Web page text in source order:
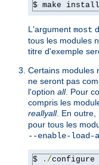
$ make install
L'argument most
tous les modules
titre d'exemple
Certains modules
ne seront pas
l'option all. Pour
compris les
reallyall. En outre,
pour tous les
--enable-load-
$ ./configure